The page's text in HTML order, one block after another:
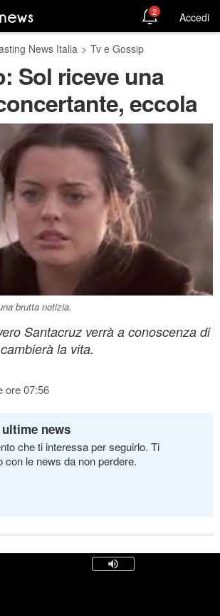
2 Accedi
News Italia > Tv e Gossip
Sol riceve una
eccola
brutta notizia.
Santacruz verrà a conoscenza di
la vita.
ore 07:56
news
che ti interessa per seguirlo. Ti
con le news da non perdere.